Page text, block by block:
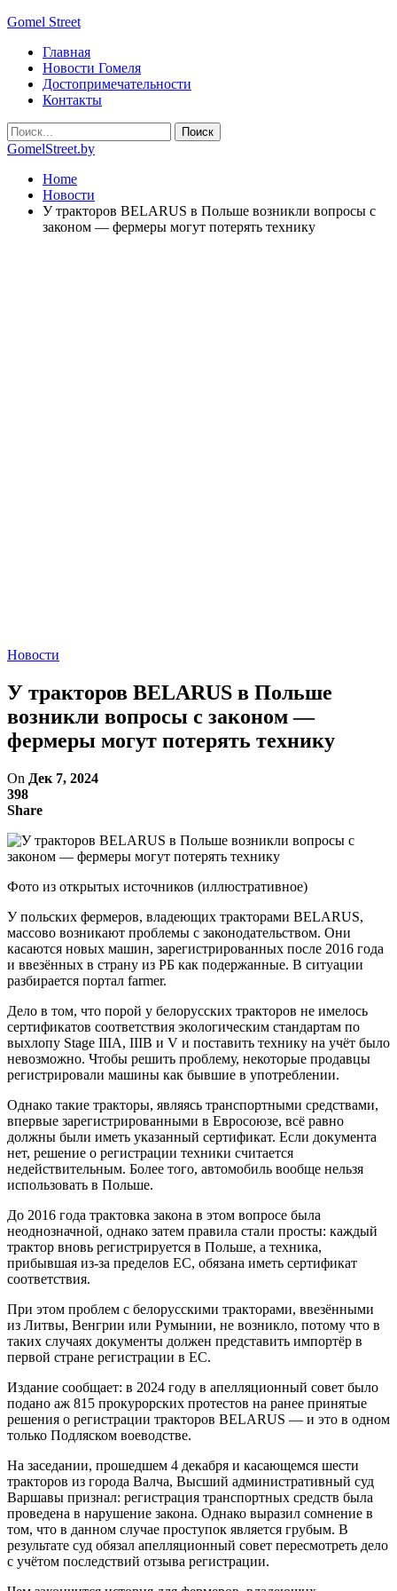
Gomel Street
Главная
Новости Гомеля
Достопримечательности
Контакты
GomelStreet.by
Home
Новости
У тракторов BELARUS в Польше возникли вопросы с
законом — фермеры могут потерять технику
Новости
У тракторов BELARUS в Польше
возникли вопросы с законом —
фермеры могут потерять технику
On Дек 7, 2024
398
Share
Фото из открытых источников (иллюстративное)
У польских фермеров, владеющих тракторами BELARUS,
массово возникают проблемы с законодательством. Они
касаются новых машин, зарегистрированных после 2016 года
и ввезённых в страну из РБ как подержанные. В ситуации
разбирается портал farmer.
Дело в том, что порой у белорусских тракторов не имелось
сертификатов соответствия экологическим стандартам по
выхлопу Stage IIIA, IIIB и V и поставить технику на учёт было
невозможно. Чтобы решить проблему, некоторые продавцы
регистрировали машины как бывшие в употреблении.
Однако такие тракторы, являясь транспортными средствами,
впервые зарегистрированными в Евросоюзе, всё равно
должны были иметь указанный сертификат. Если документа
нет, решение о регистрации техники считается
недействительным. Более того, автомобиль вообще нельзя
использовать в Польше.
До 2016 года трактовка закона в этом вопросе была
неоднозначной, однако затем правила стали просты: каждый
трактор вновь регистрируется в Польше, а техника,
прибывшая из-за пределов ЕС, обязана иметь сертификат
соответствия.
При этом проблем с белорусскими тракторами, ввезёнными
из Литвы, Венгрии или Румынии, не возникло, потому что в
таких случаях документы должен представить импортёр в
первой стране регистрации в ЕС.
Издание сообщает: в 2024 году в апелляционный совет было
подано аж 815 прокурорских протестов на ранее принятые
решения о регистрации тракторов BELARUS — и это в одном
только Подляском воеводстве.
На заседании, прошедшем 4 декабря и касающемся шести
тракторов из города Валча, Высший административный суд
Варшавы признал: регистрация транспортных средств была
проведена в нарушение закона. Однако выразил сомнение в
том, что в данном случае проступок является грубым. В
результате суд обязал апелляционный совет пересмотреть дело
с учётом последствий отзыва регистрации.